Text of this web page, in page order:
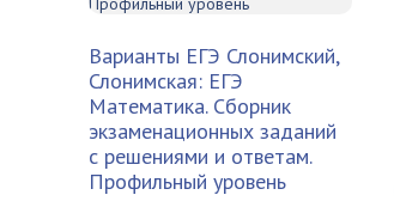
Варианты ЕГЭ Слонимский,
Слонимская: ЕГЭ
Математика. Сборник
экзаменационных заданий
с решениями и ответам.
Профильный уровень